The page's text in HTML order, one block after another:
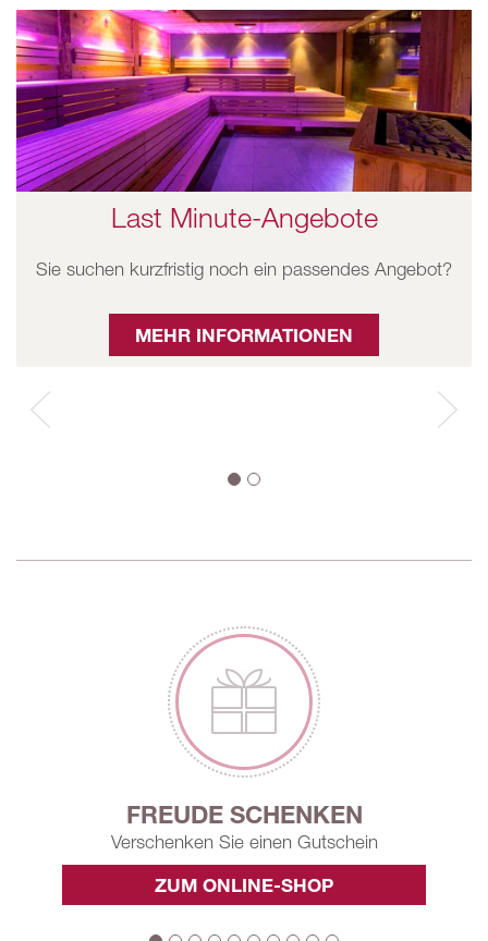
Last Minute-Angebote
Sie suchen kurzfristig noch ein passendes Angebot?
MEHR INFORMATIONEN
FREUDE SCHENKEN
Verschenken Sie einen Gutschein
ZUM ONLINE-SHOP